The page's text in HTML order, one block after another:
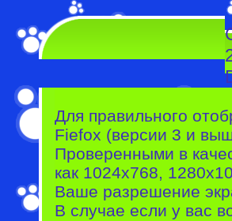
Для правильного
Fiefox (версии 3 и
Проверенными в
как 1024x768,
Ваше разрешение
В случае если у вас